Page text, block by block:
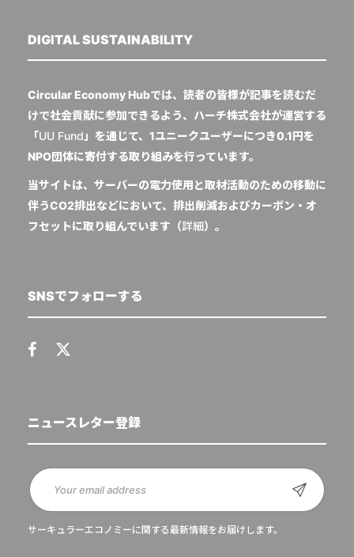
DIGITAL SUSTAINABILITY
Circular Economy Hubでは、読者の皆様が記事を読むだ
けで社会貢献に参加できるよう、ハーチ株式会社が運営する
「UU Fund 」を通じて、1ユニークユーザーにつき0.1円を
NPO団体に寄付する取り組みを行っています。
当サイトは、サーバーの電力使用と取材活動のための移動に
伴うCO2排出などにおいて、排出削減およびカーボン・オ
フセットに取り組んでいます（詳細）。
SNSでフォローする
ニュースレター登録
サーキュラーエコノミーに関する最新情報をお届けします。